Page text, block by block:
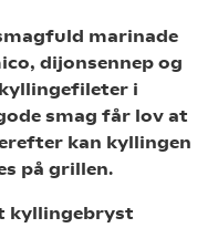
marinade
dijonsennep og
i
smag får lov at
kan kyllingen
på grillen.
kyllingebryst